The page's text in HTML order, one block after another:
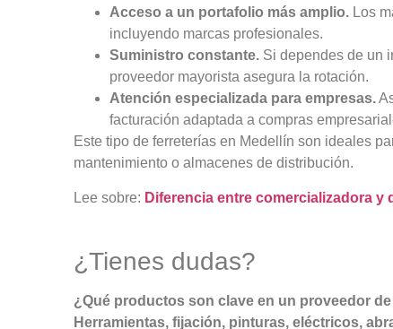
Acceso a un portafolio más amplio. Los
incluyendo marcas profesionales.
Suministro constante. Si dependes de un
proveedor mayorista asegura la rotación.
Atención especializada para empresas.
facturación adaptada a compras
Este tipo de ferreterías en Medellín son ideales
mantenimiento o almacenes de distribución.
Lee sobre: Diferencia entre comercializadora y
¿Tienes dudas?
¿Qué productos son clave en un proveedor
Herramientas, fijación, pinturas, eléctricos,